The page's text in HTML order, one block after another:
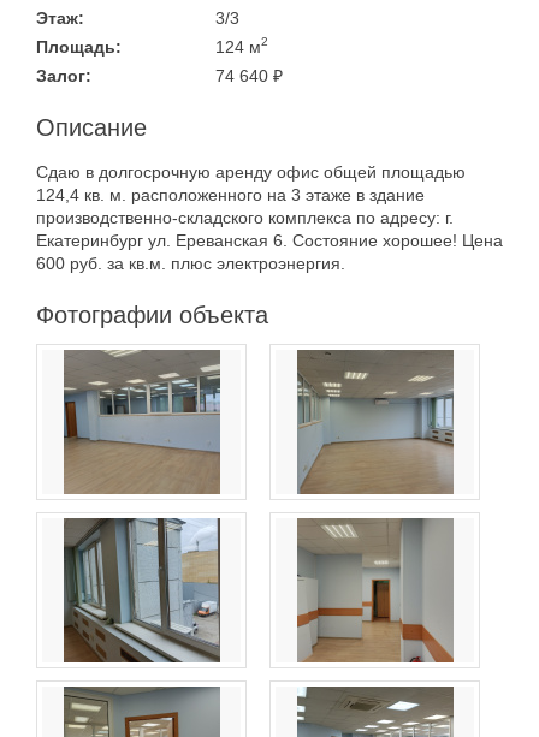
Этаж:
3/3
Площадь:
124 м2
Залог: 74 640 ₽
Описание
Сдаю в долгосрочную аренду офис общей площадью
124,4 кв. м. расположенного на 3 этаже в здание
производственно-складского комплекса по адресу: г.
Екатеринбург ул. Ереванская 6. Состояние хорошее! Цена
600 руб. за кв.м. плюс электроэнергия.
Фотографии объекта